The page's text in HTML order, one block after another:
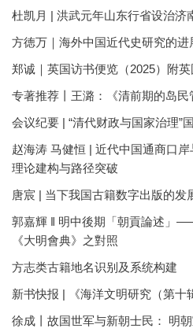
杜凯月 | 洪武元年山东行省设治济
方徳万｜海外中国近代史研究的进
郑诚｜英国访书便览（2025）附
专著推荐丨王潞：《清前期的岛民
会议纪要 | “清代财政与国家治理”
赵海涛 马健恒 | 近代中国通商口
理论建构与路径突破
唐宸 | 当下我国古籍数字出版的发
郭嘉輝 ‖ 明中後期「朝貢論述」
《大明會典》之對照
方志类古籍地名识别及系统构建
新书快报 | 《海洋文明研究（第十
徐成丨故国世军与新朝士民： 明